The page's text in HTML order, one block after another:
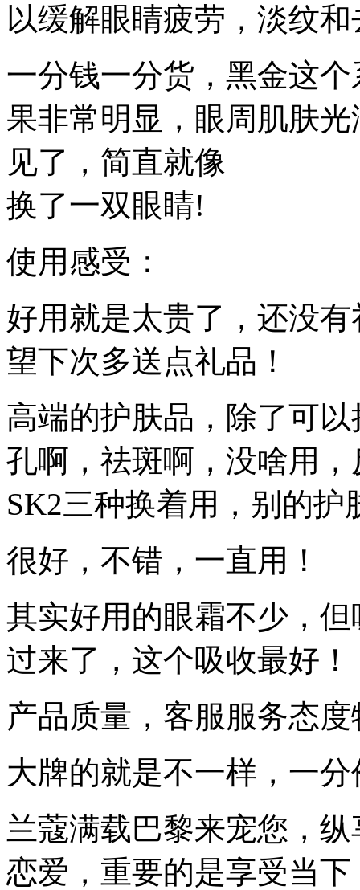
以缓解眼睛疲劳，淡纹
一分钱一分货，黑金这
果非常明显，眼周肌肤
见了，简直就像
换了一双眼睛!
使用感受：
好用就是太贵了，还没
望下次多送点礼品！
高端的护肤品，除了可
孔啊，祛斑啊，没啥用
SK2三种换着用，别的护
很好，不错，一直用！
其实好用的眼霜不少，
过来了，这个吸收最好！
产品质量，客服服务态
大牌的就是不一样，一
兰蔻满载巴黎来宠您，
恋爱，重要的是享受当